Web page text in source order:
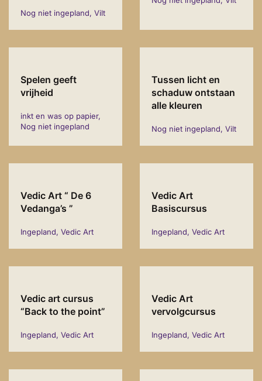
Nog niet ingepland, Vilt
Spelen geeft
vrijheid
inkt en was op papier,
Nog niet ingepland
Tussen licht en
schaduw ontstaan
alle kleuren
Nog niet ingepland, Vilt
Vedic Art “ De 6
Vedanga’s ”
Ingepland, Vedic Art
Vedic Art
Basiscursus
Ingepland, Vedic Art
Vedic art cursus
“Back to the point”
Ingepland, Vedic Art
Vedic Art
vervolgcursus
Ingepland, Vedic Art